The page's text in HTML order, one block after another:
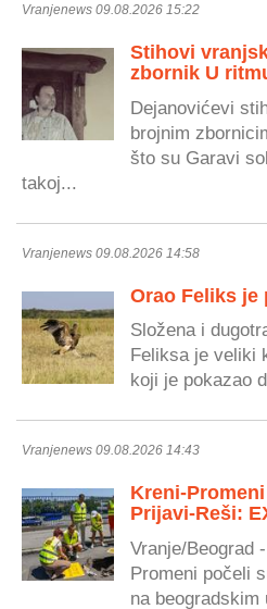
Vranjenews 09.08.2026 15:22
Stihovi
zbornik U
Dejanovićevi
brojnim
što su Garavi
takoj...
Vranjenews 09.08.2026 14:58
Orao Feliks je
Složena i
Feliksa je veliki
koji je pokazao
Vranjenews 09.08.2026 14:43
Kreni-
Prijavi-Reši:
Vranje/Beograd
Promeni počeli
na beogradskim